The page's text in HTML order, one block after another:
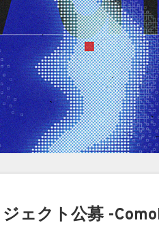
ェクト公募 -